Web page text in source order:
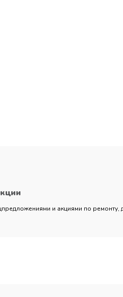
и акциями по ремонту,